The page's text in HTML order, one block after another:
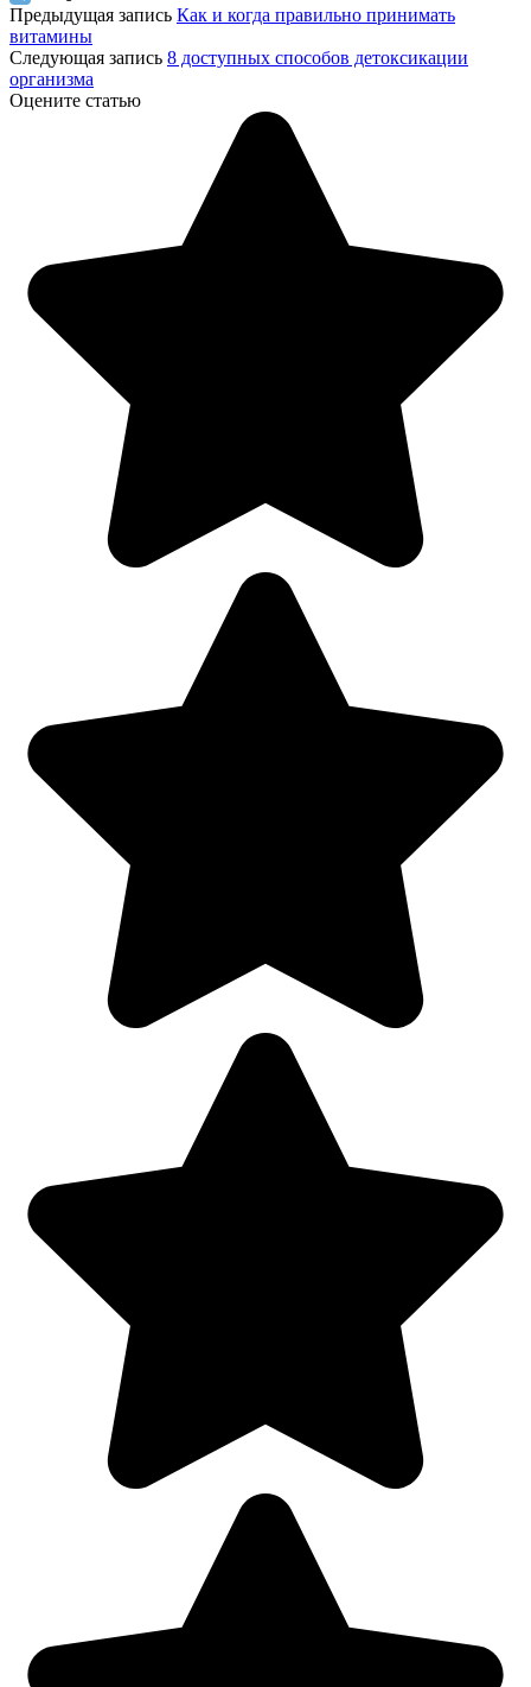
Предыдущая запись Как и когда правильно принимать
витамины
Следующая запись 8 доступных способов детоксикации
организма
Оцените статью